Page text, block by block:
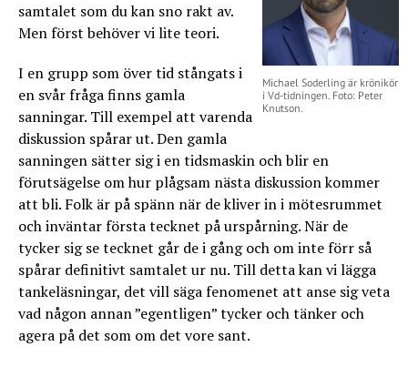
Michael Soderling är krönikör
i Vd-tidningen. Foto: Peter
Knutson.
samtalet som du kan sno rakt av.
Men först behöver vi lite teori.
I en grupp som över tid stångats i
en svår fråga finns gamla
sanningar. Till exempel att varenda
diskussion spårar ut. Den gamla
sanningen sätter sig i en tidsmaskin och blir en
förutsägelse om hur plågsam nästa diskussion kommer
att bli. Folk är på spänn när de kliver in i mötesrummet
och inväntar första tecknet på urspårning. När de
tycker sig se tecknet går de i gång och om inte förr så
spårar definitivt samtalet ur nu. Till detta kan vi lägga
tankeläsningar, det vill säga fenomenet att anse sig veta
vad någon annan ”egentligen” tycker och tänker och
agera på det som om det vore sant.